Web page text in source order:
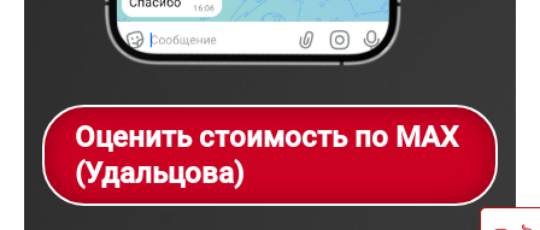
Оценить стоимость по MAX
(Удальцова)